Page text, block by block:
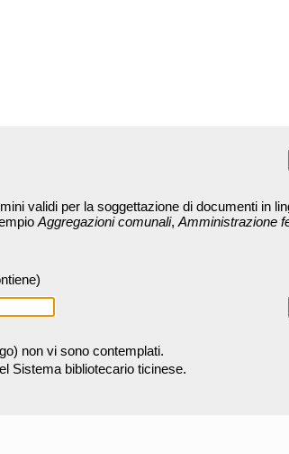
validi per la soggettazione di documenti in
Aggregazioni comunali, Amministrazione
non vi sono contemplati.
Sistema bibliotecario ticinese.